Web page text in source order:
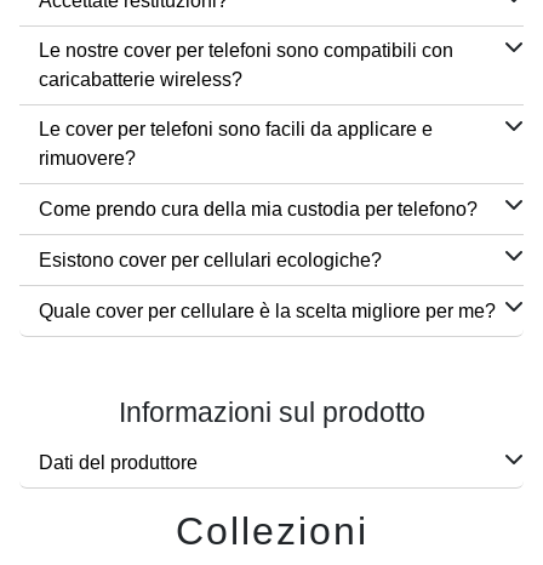
Le nostre cover per telefoni sono compatibili con
caricabatterie wireless?
Le cover per telefoni sono facili da applicare e
rimuovere?
Come prendo cura della mia custodia per telefono?
Esistono cover per cellulari ecologiche?
Quale cover per cellulare è la scelta migliore per me?
Informazioni sul prodotto
Dati del produttore
Collezioni